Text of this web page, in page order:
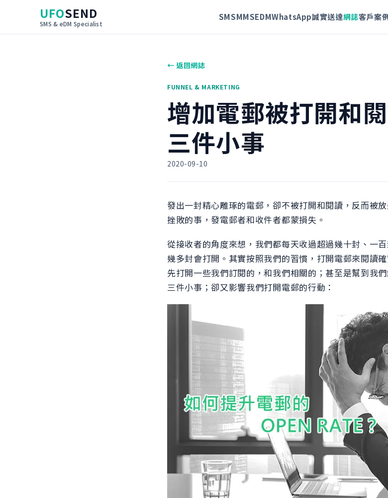
UFOSEND
SMS & eDM Specialist
SMSMMSEDMWhatsApp誠實送達網誌客戶案
← 返回網誌
FUNNEL & MARKETING
增加電郵被打開和
三件小事
2020-09-10
發出一封精心雕琢的電郵，卻不被打開和閱讀，反而被
挫敗的事，發電郵者和收件者都蒙損失。
從接收者的角度來想，我們都每天收過超過幾十封、一
幾多封會打開。其實按照我們的習慣，打開電郵來閱讀
先打開一些我們訂閱的，和我們相關的；甚至是幫到我
三件小事；卻又影響我們打開電郵的行動：